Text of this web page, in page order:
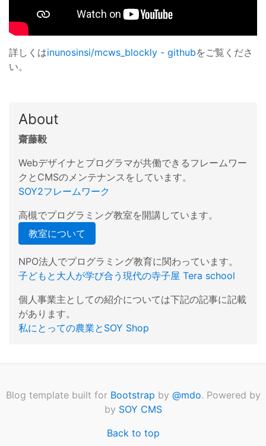
詳しくはinunosinsi/mcws_blockly - githubをご覧くださ
い。
About
齋藤毅
Webデザイナとプログラマが共働できるフレームワー
クとCMSのメンテナンスをしています。
SOY2フレームワーク
高槻でプログラミング教室を開講しています。
教室について
NPO法人でプログラミング教育に関わっています。
子どもと大人が学び合う現代の寺子屋 Tera school
個人事業主としての紹介については下記の記事に記載
があります。
私にとっての農業とSOY Shop
Blog template built for Bootstrap by @mdo. Powered by
by SOY CMS
Back to top